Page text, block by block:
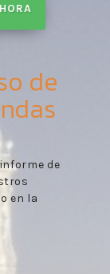
de
de
en la